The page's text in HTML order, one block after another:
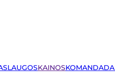
KAINOSKOMANDA